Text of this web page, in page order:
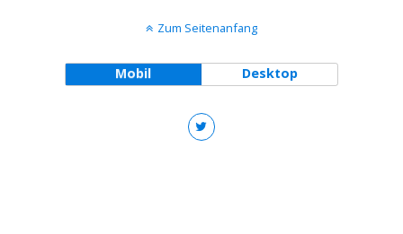
Zum Seitenanfang
Mobil Desktop